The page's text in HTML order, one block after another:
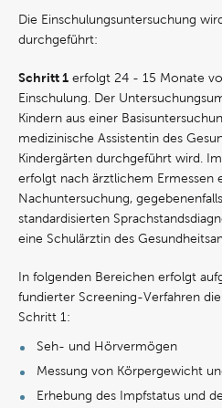
Die Einschulungsuntersuchung
durchgeführt:
Schritt 1 erfolgt 24 - 15 Monate
Einschulung. Der
Kindern aus einer
medizinische Assistentin des
Kindergärten durchgeführt wird.
erfolgt nach ärztlichem Ermessen
Nachuntersuchung,
standardisierten
eine Schulärztin des
In folgenden Bereichen erfolgt
fundierter Screening-Verfahren
Schritt 1:
Seh- und Hörvermögen
Messung von Körpergewicht
Erhebung des Impfstatus und